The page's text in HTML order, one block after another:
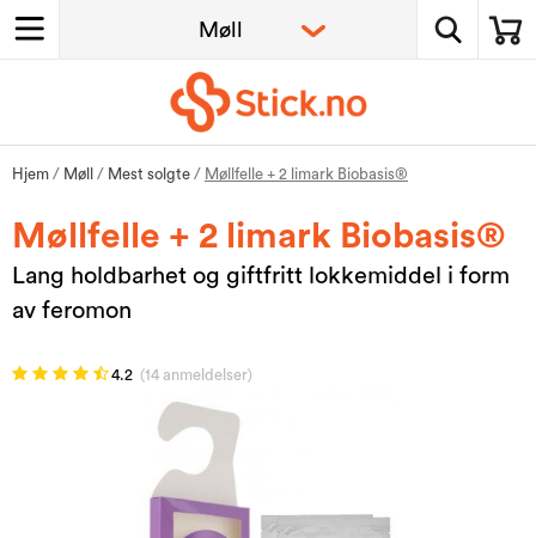
Hjem / Møll / Mest solgte / Møllfelle + 2 limark Biobasis®
Møllfelle + 2 limark Biobasis®
Lang holdbarhet og giftfritt lokkemiddel i form
av feromon
4.2 (14 anmeldelser)